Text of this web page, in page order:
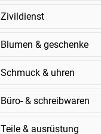
Zivildienst
Blumen & geschenke
Schmuck & uhren
Büro- & schreibwaren
Teile & ausrüstung